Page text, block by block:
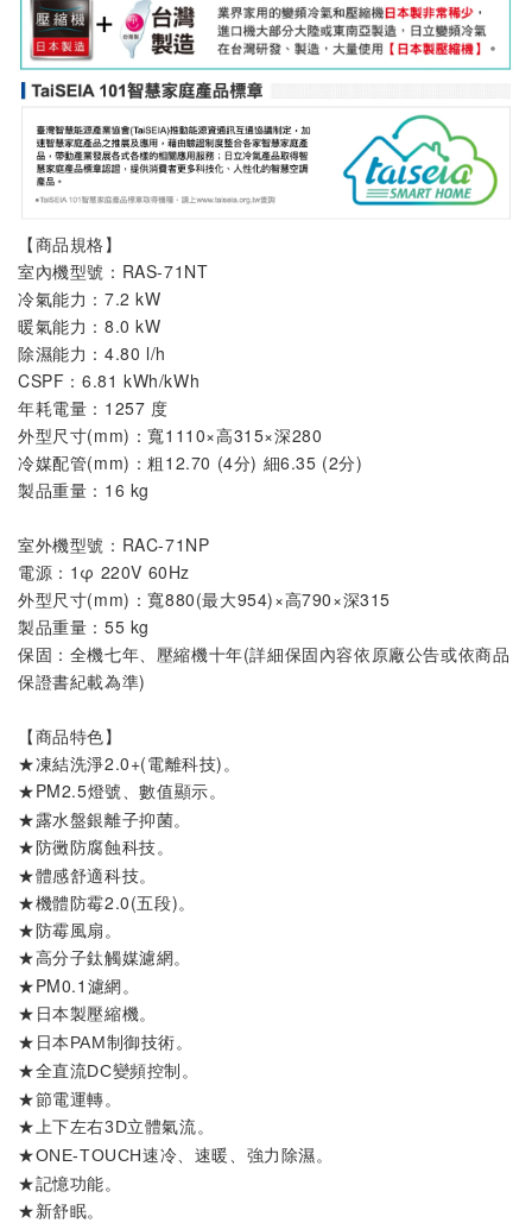
【商品規格】
室內機型號： RAS-71NT
冷氣能力：7.2 kW
暖氣能力：8.0 kW
除濕能力：4.80 l/h
CSPF：6.81 kWh/kWh
年耗電量：1257 度
外型尺寸(mm)：寬1110×高315×深280
冷媒配管(mm)：粗12.70 (4分) 細6.35 (2分)
製品重量：16 kg
室外機型號 ： RAC-71NP
電源：1φ 220V 60Hz
外型尺寸(mm)：寬880(最大954)×高790×深315
製品重量：55 kg
保固：全機七年、壓縮機十年(詳細保固內容依原廠公告或依商品
保證書紀載為準)
【商品特色】
★凍結洗淨2.0+(電離科技) 。
★PM2.5燈號
、數值顯示。
★露水盤銀離子抑菌。
★防黴防腐蝕科技。
★體感舒適科技。
★機體防霉2.0(五段)。
★防霉風扇。
★高分子鈦觸媒濾網。
★PM0.1濾網。
★ 日本製壓縮機。
★ 日本PAM制御技術。
★全直流DC變頻控制 。
★節電運轉。
★ 上下左右3D立體氣流。
★ONE-TOUCH速冷、速暖、強力除濕。
★記憶功能。
★新舒眠。